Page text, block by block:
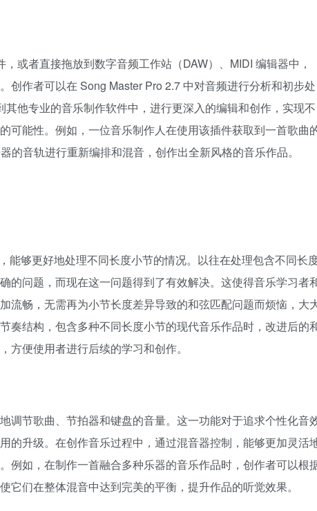
或者直接拖放到数字音频工作站（DAW）、MIDI 编辑器中，
创作者可以在 Song Master Pro 2.7 中对音频进行分析和初步处
他专业的音乐制作软件中，进行更深入的编辑和创作，实现不
可能性。例如，一位音乐制作人在使用该插件获取到一首歌曲
的音轨进行重新编排和混音，创作出全新风格的音乐作品。​
能够更好地处理不同长度小节的情况。以往在处理包含不同长
的问题，而现在这一问题得到了有效解决。这使得音乐学习者
流畅，无需再为小节长度差异导致的和弦匹配问题而烦恼，大
奏结构，包含多种不同长度小节的现代音乐作品时，改进后的
便使用者进行后续的学习和创作。​
调节歌曲、节拍器和键盘的音量。这一功能对于追求个性化音
的升级。在创作音乐过程中，通过混音器控制，能够更加灵活
例如，在制作一首融合多种乐器的音乐作品时，创作者可以根
们在整体混音中达到完美的平衡，提升作品的听觉效果。​